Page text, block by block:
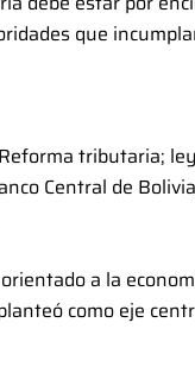
que
tributaria;
Central de
a la
como eje